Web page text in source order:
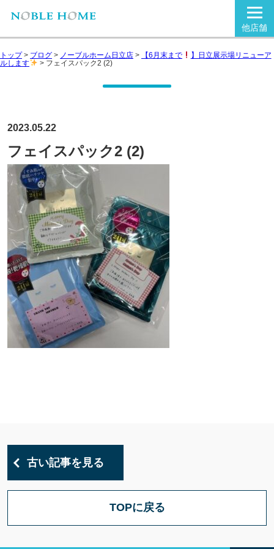
他店舗
トップ> ブログ > ノーブルホーム日立店 > 【6月末まで
】日立展示場リニューア
ルします
> フェイスパック2 (2)
2023.05.22
フェイスパック2 (2)
古い記事を見る
TOPに戻る